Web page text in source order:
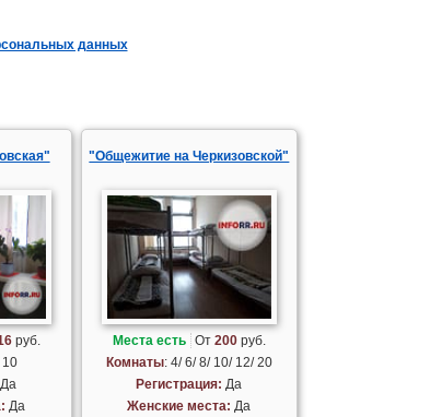
данных
руб.
10
Да
Да
"Общежитие на Черкизовской"
Места есть От 200руб.
Комнаты: 4/ 6/ 8/ 10/ 12/ 20
Регистрация: Да
Женские места: Да